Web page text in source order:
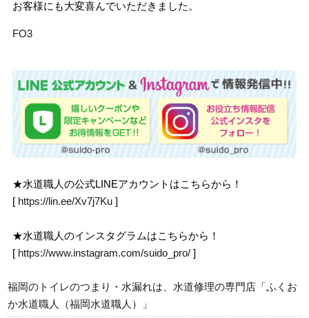
お客様にも大変喜んでいただきました。
FO3
★水道職人の公式LINEアカウントはこちらから！
[ https://lin.ee/Xv7j7Ku ]
★水道職人のインスタグラムはこちらから！
[ https://www.instagram.com/suido_pro/ ]
福岡のトイレのつまり・水漏れは、水道修理の専門店「ふくお
か水道職人（福岡水道職人）」